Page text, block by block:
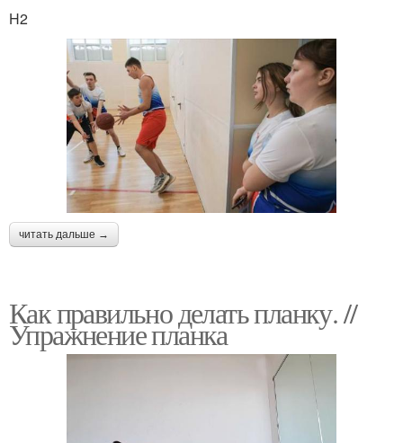
H2
читать дальше →
Как правильно делать планку. //
Упражнение планка